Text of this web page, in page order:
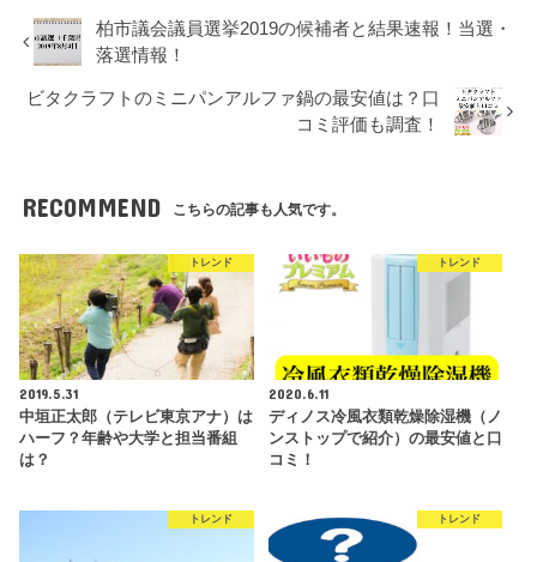
柏市議会議員選挙2019の候補者と結果速報！当選・
落選情報！
ビタクラフトのミニパンアルファ鍋の最安値は？口
コミ評価も調査！
RECOMMEND こちらの記事も人気です。
トレンド
2019.5.31
中垣正太郎（テレビ東京アナ）は
ハーフ？年齢や大学と担当番組
は？
トレンド
2020.6.11
ディノス冷風衣類乾燥除湿機（ノ
ンストップで紹介）の最安値と口
コミ！
トレンド トレンド